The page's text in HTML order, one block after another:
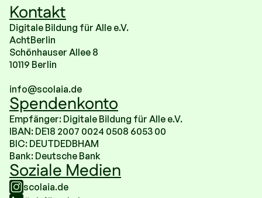
Kontakt
Digitale Bildung für Alle e.V.
AchtBerlin
Schönhauser Allee 8
10119 Berlin
info@scolaia.de
Spendenkonto
Empfänger: Digitale Bildung für Alle e.V.
IBAN: DE18 2007 0024 0508 6053 00
BIC: DEUTDEDBHAM
Bank: Deutsche Bank
Soziale Medien
scolaia.de